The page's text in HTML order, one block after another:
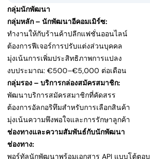
กลุ่มนักพัฒนา
กลุ่มหลัก – นักพัฒนาอีคอมเมิร์ซ:
ทำงานให้กับร้านค้าปลีกแฟชั่นออนไลน์
ต้องการฟีเจอร์การปรับแต่งส่วนบุคคล
มุ่งเน้นการเพิ่มประสิทธิภาพการแปลง
งบประมาณ: €500–€5,000 ต่อเดือน
กลุ่มรอง – บริการกล่องสมัครสมาชิก:
พัฒนาบริการสมัครสมาชิกที่คัดสรร
ต้องการอัลกอริทึมสำหรับการเลือกสินค้า
มุ่งเน้นความพึงพอใจและการรักษาลูกค้า
ช่องทางและความสัมพันธ์กับนักพัฒนา
ช่องทาง:
พอร์ทัลนักพัฒนาพร้อมเอกสาร API แบบโต้ตอบ